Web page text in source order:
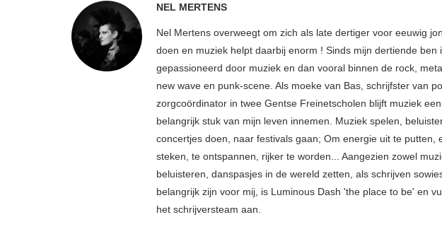
NEL MERTENS
Nel Mertens overweegt om zich als late dertiger voor eeuwig
doen en muziek helpt daarbij enorm ! Sinds mijn dertiende ben
gepassioneerd door muziek en dan vooral binnen de rock,
new wave en punk-scene. Als moeke van Bas, schrijfster van
zorgcoördinator in twee Gentse Freinetscholen blijft muziek
belangrijk stuk van mijn leven innemen. Muziek spelen,
concertjes doen, naar festivals gaan; Om energie uit te putten,
steken, te ontspannen, rijker te worden... Aangezien zowel
beluisteren, danspasjes in de wereld zetten, als schrijven
belangrijk zijn voor mij, is Luminous Dash 'the place to be' en
het schrijversteam aan.